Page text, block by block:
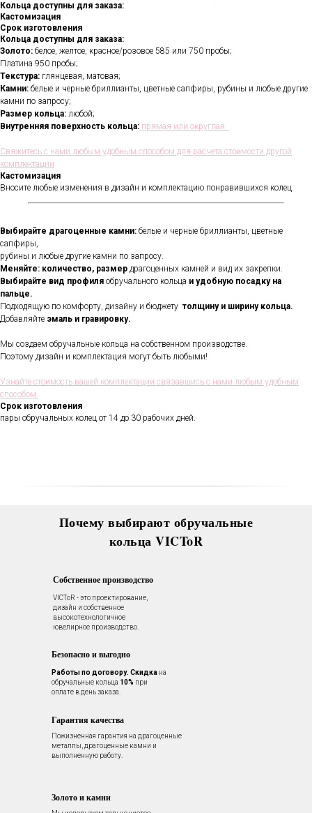
Кольца доступны для заказа:
Кастомизация
Срок изготовления
Кольца доступны для заказа:
Золото: белое, желтое, красное/розовое 585 или 750 пробы;
Платина 950 пробы;
Текстура: глянцевая, матовая;
Камни: белые и черные бриллианты, цветные сапфиры, рубины и любые другие
камни по запросу;
Размер кольца: любой;
Внутренняя поверхность кольца: прямая или округлая.
Свяжитесь с нами любым удобным способом для расчета стоимости другой
комплектации
Кастомизация
Вносите любые изменения в дизайн и комплектацию понравившихся колец
Выбирайте драгоценные камни: белые и черные бриллианты, цветные
сапфиры,
рубины и любые другие камни по запросу.
Меняйте: количество, размер драгоценных камней и вид их закрепки.
Выбирайте вид профиля обручального кольца и удобную посадку на
пальце.
Подходящую по комфорту, дизайну и бюджету толщину и ширину кольца.
Добавляйте эмаль и гравировку.
Мы создаем обручальные кольца на собственном производстве.
Поэтому дизайн и комплектация могут быть любыми!
Узнайте стоимость вашей комплектации связавшись с нами любым удобным
способом
Срок изготовления
пары обручальных колец от 14 до 30 рабочих дней.
VICToR - это проектирование,
дизайн и собственное
высокотехнологичное
ювелирное производство.
Работы по договору. Скидка на
обручальные кольца 10% при
оплате в день заказа.
Собственное производство
Безопасно и выгодно
Золото и камни
Гарантия качества
Пожизненная гарантия на драгоценные
металлы, драгоценные камни и
выполненную работу.
Почему выбирают обручальные
кольца VICToR
обручальных колец, мы будем
размера, восстановление